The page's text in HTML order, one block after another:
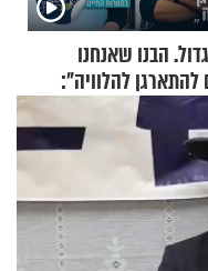
הבנו שאנחנו
להתארגן להלוויה":
במבחן, הפעם עם מרים